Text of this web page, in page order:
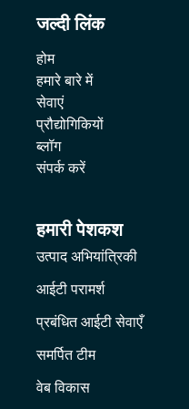
जल्दी लिंक
होम
हमारे बारे में
सेवाएं
प्रौद्योगिकियों
ब्लॉग
संपर्क करें
हमारी पेशकश
उत्पाद अभियांत्रिकी
आईटी परामर्श
प्रबंधित आईटी सेवाएँ
समर्पित टीम
वेब विकास